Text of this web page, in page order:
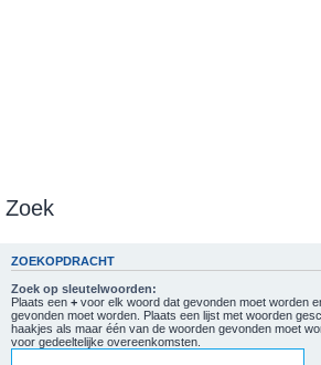
Zoek
ZOEKOPDRACHT
Zoek op sleutelwoorden:
Plaats een + voor elk woord dat gevonden moet worden
gevonden moet worden. Plaats een lijst met woorden
haakjes als maar één van de woorden gevonden moet
voor gedeeltelijke overeenkomsten.